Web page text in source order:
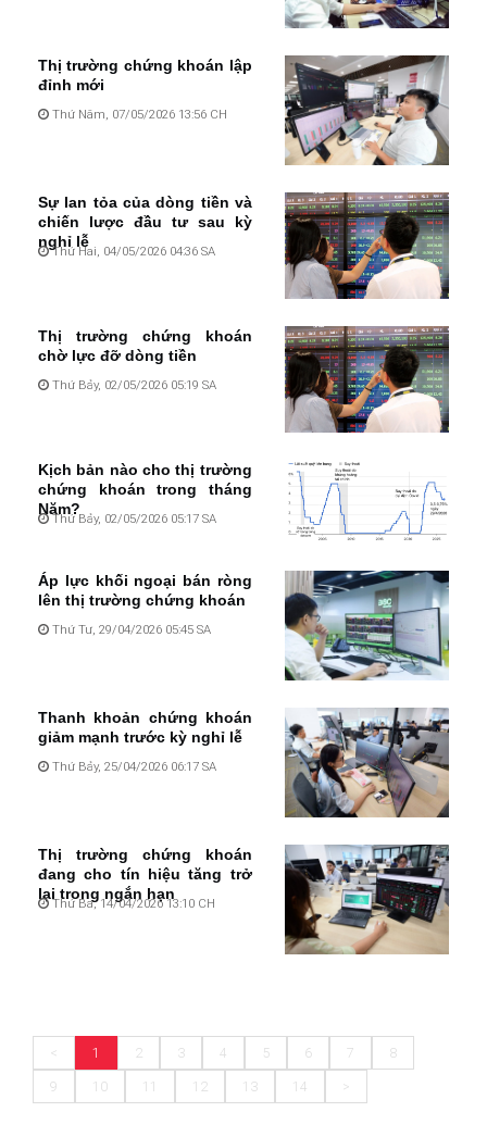
Thị trường chứng khoán lập
đỉnh mới
Thứ Năm, 07/05/2026 13:56 CH
Sự lan tỏa của dòng tiền và
chiến lược đầu tư sau kỳ
nghỉ lễ
Thứ Hai, 04/05/2026 04:36 SA
Thị trường chứng khoán
chờ lực đỡ dòng tiền
Thứ Bảy, 02/05/2026 05:19 SA
Kịch bản nào cho thị trường
chứng khoán trong tháng
Năm?
Thứ Bảy, 02/05/2026 05:17 SA
Áp lực khối ngoại bán ròng
lên thị trường chứng khoán
Thứ Tư, 29/04/2026 05:45 SA
Thanh khoản chứng khoán
giảm mạnh trước kỳ nghỉ lễ
Thứ Bảy, 25/04/2026 06:17 SA
Thị trường chứng khoán
đang cho tín hiệu tăng trở
lại trong ngắn hạn
Thứ Ba, 14/04/2026 13:10 CH
< 1 2 3 4 5 6 7 8
9 10 11 12 13 14 >